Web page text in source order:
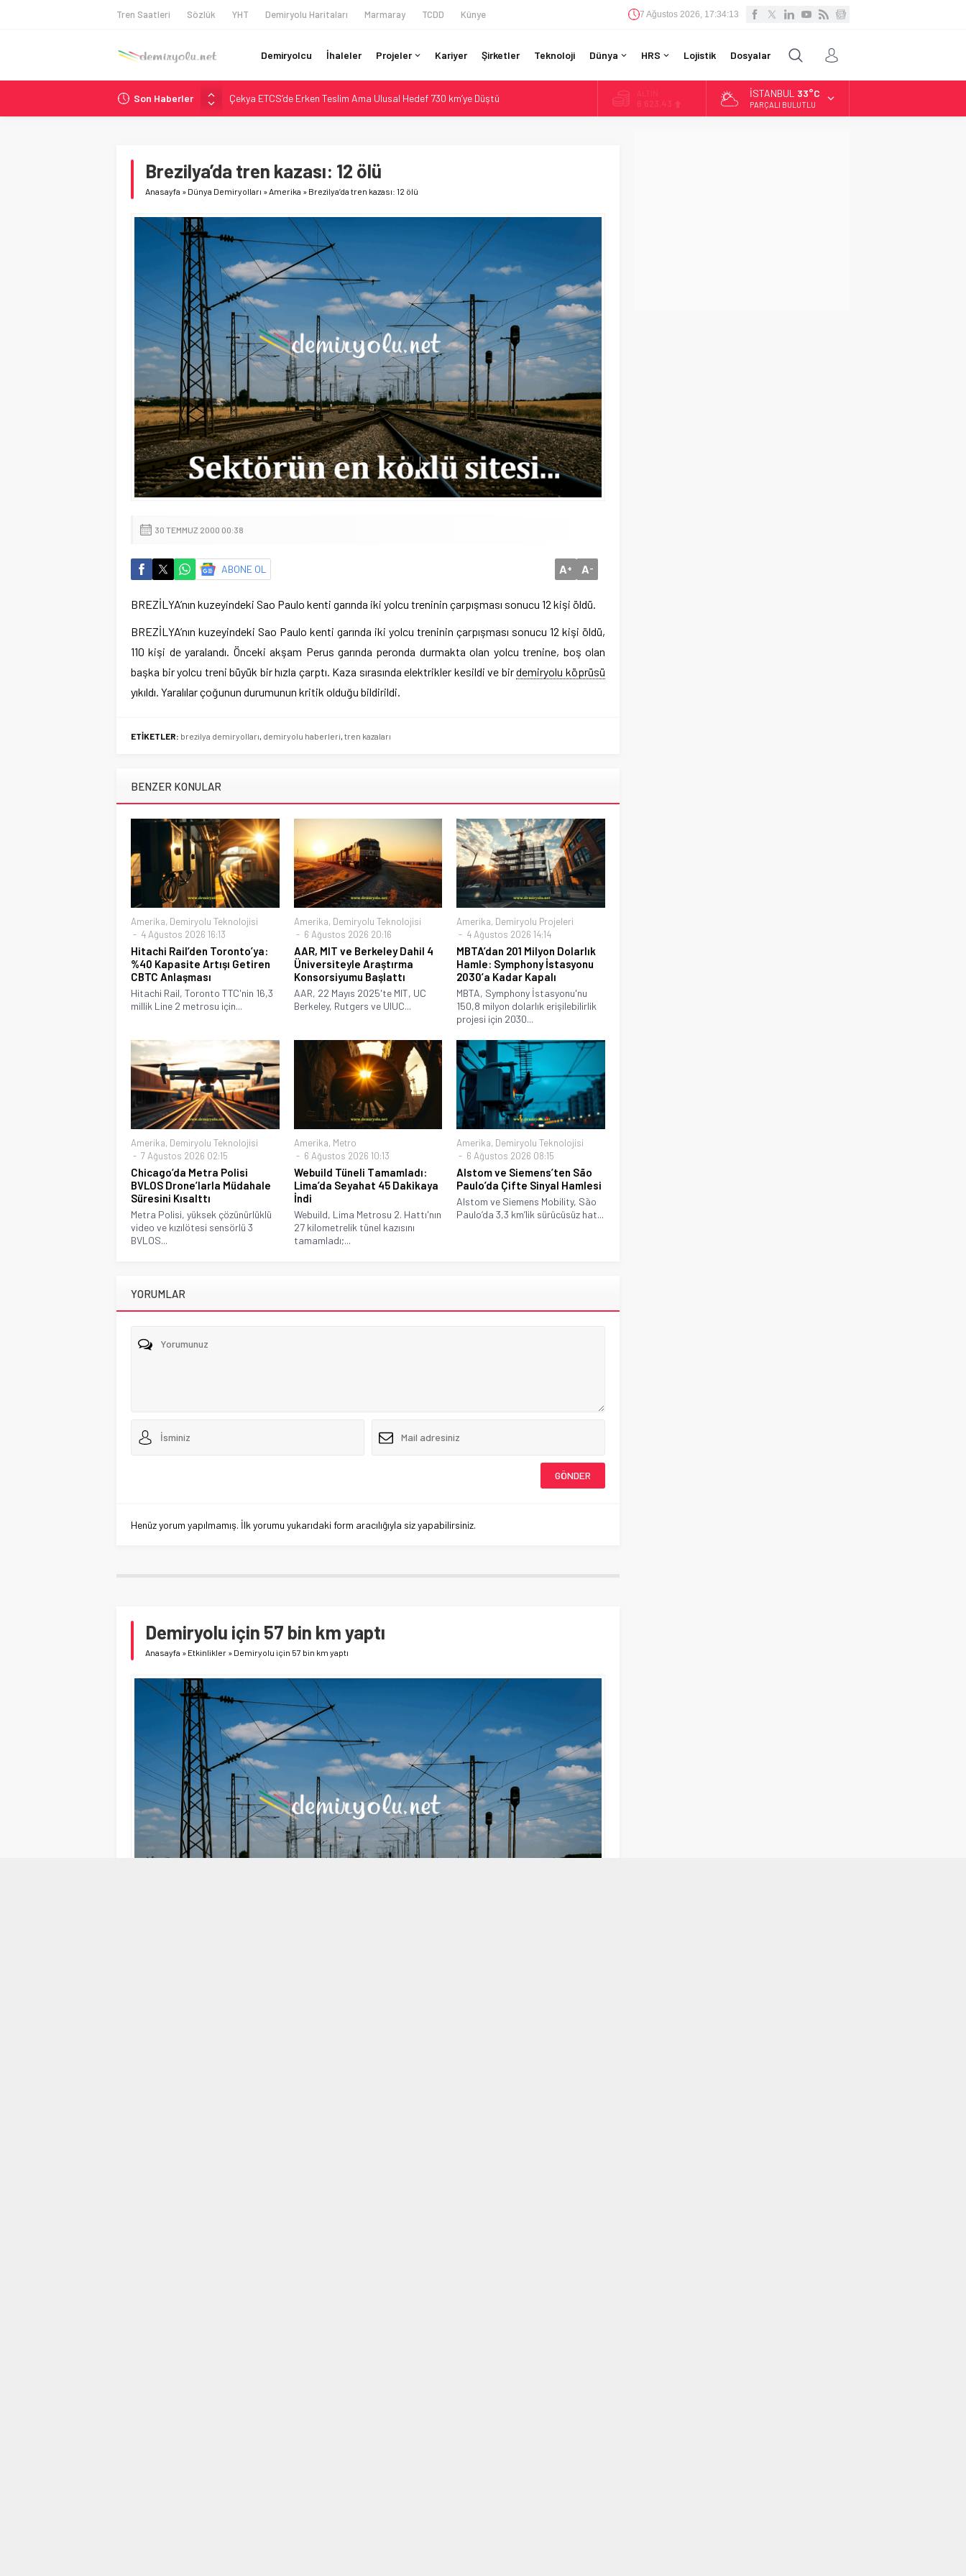
Tren Saatleri Sözlük YHT Demiryolu Haritaları Marmaray TCDD Künye 7 Ağustos 2026, 17:34:14
Demiryolcu İhaleler Projeler Kariyer Şirketler Teknoloji Dünya HRS Lojistik Dosyalar
Son Haberler
Çekya ETCS’de Erken Teslim Ama Ulusal Hedef 730 km’ye Düştü
České dráhy 101 Yaşındaki Buharlıyı Šumava Seferlerine Çıkarıyor
Northern Railway Doğruladı: 308 Bin Rupiye Özel Vagonda Puja
ALTIN
6.623,43
İSTANBUL 33°C
PARÇALI BULUTLU
Brezilya’da tren kazası: 12 ölü
Anasayfa » Dünya Demiryolları »Amerika » Brezilya’da tren kazası: 12 ölü
30 TEMMUZ 2000 00:38
ABONE OL A+ A-
BREZİLYA’nın kuzeyindeki Sao Paulo kenti garında iki yolcu treninin çarpışması sonucu 12 kişi öldü.
BREZİLYA’nın kuzeyindeki Sao Paulo kenti garında iki yolcu treninin çarpışması sonucu 12 kişi öldü,
110 kişi de yaralandı. Önceki akşam Perus garında peronda durmakta olan yolcu trenine, boş olan
başka bir yolcu treni büyük bir hızla çarptı. Kaza sırasında elektrikler kesildi ve birdemiryolu köprüsü
yıkıldı. Yaralılar çoğunun durumunun kritik olduğu bildirildi.
ETİKETLER: brezilya demiryolları, demiryolu haberleri, tren kazaları
BENZER KONULAR
Amerika, Demiryolu Teknolojisi
4 Ağustos 2026 16:13
Hitachi Rail’den Toronto’ya:
%40 Kapasite Artışı Getiren
CBTC Anlaşması
Hitachi Rail, Toronto TTC'nin 16,3
millik Line 2 metrosu için...
Amerika, Demiryolu Teknolojisi
6 Ağustos 2026 20:16
AAR, MIT ve Berkeley Dahil 4
Üniversiteyle Araştırma
Konsorsiyumu Başlattı
AAR, 22 Mayıs 2025'te MIT, UC
Berkeley, Rutgers ve UIUC...
Amerika, Demiryolu Projeleri
4 Ağustos 2026 14:14
MBTA’dan 201 Milyon Dolarlık
Hamle: Symphony İstasyonu
2030’a Kadar Kapalı
MBTA, Symphony İstasyonu'nu
150,8 milyon dolarlık erişilebilirlik
projesi için 2030...
Amerika, Demiryolu Teknolojisi
7 Ağustos 2026 02:15
Chicago’da Metra Polisi
BVLOS Drone’larla Müdahale
Süresini Kısalttı
Metra Polisi, yüksek çözünürlüklü
video ve kızılötesi sensörlü 3
BVLOS...
Amerika, Metro
6 Ağustos 2026 10:13
Webuild Tüneli Tamamladı:
Lima’da Seyahat 45 Dakikaya
İndi
Webuild, Lima Metrosu 2. Hattı'nın
27 kilometrelik tünel kazısını
tamamladı;...
Amerika, Demiryolu Teknolojisi
6 Ağustos 2026 08:15
Alstom ve Siemens’ten São
Paulo’da Çifte Sinyal Hamlesi
Alstom ve Siemens Mobility, São
Paulo’da 3,3 km’lik sürücüsüz hat...
YORUMLAR
Henüz yorum yapılmamış. İlk yorumu yukarıdaki form aracılığıyla siz yapabilirsiniz.
Demiryolu için 57 bin km yaptı
Anasayfa » Etkinlikler » Demiryolu için 57 bin km yaptı